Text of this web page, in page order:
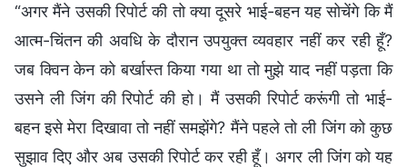
“अगर मैंने उसकी रिपोर्ट की तो क्या दूसरे भाई-बहन यह सोचेंगे कि मैं
आत्म-चिंतन की अवधि के दौरान उपयुक्त व्यवहार नहीं कर रही हूँ?
जब क्विन केन को बर्खास्त किया गया था तो मुझे याद नहीं पड़ता कि
उसने ली जिंग की रिपोर्ट की हो। मैं उसकी रिपोर्ट करूंगी तो भाई-
बहन इसे मेरा दिखावा तो नहीं समझेंगे? मैंने पहले तो ली जिंग को कुछ
सुझाव दिए और अब उसकी रिपोर्ट कर रही हूँ। अगर ली जिंग को यह